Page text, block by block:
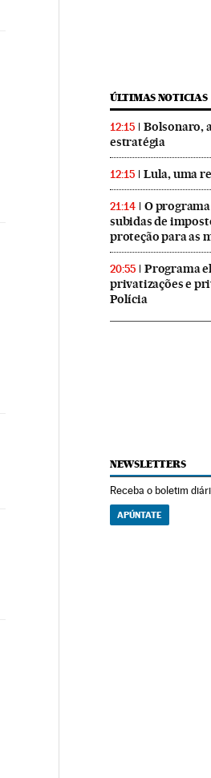
ÚLTIMAS NOTICIAS
12:15
Bolsonaro,
estratégia
12:15 Lula, uma
21:14
O
subidas de
proteção para as
20:55
Programa
privatizações e
Polícia
NEWSLETTERS
Receba o boletim
APÚNTATE